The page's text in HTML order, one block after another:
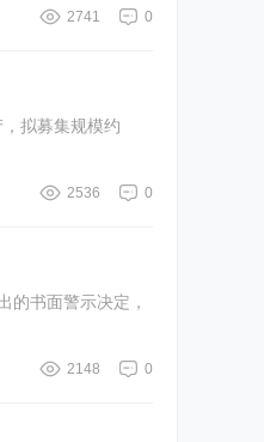
0
2741
拟募集规模约
0
2536
的书面警示决定，
0
2148